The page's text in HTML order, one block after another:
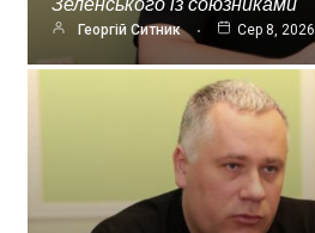
Зеленського із союзниками
Георгій Ситник Сер 8, 2026